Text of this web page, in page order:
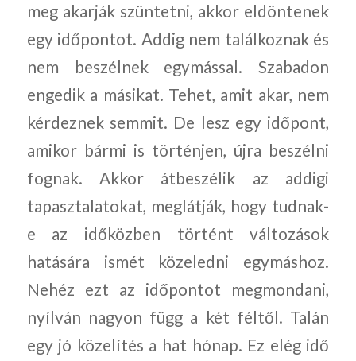
meg akarják szüntetni, akkor eldöntenek
egy időpontot. Addig nem találkoznak és
nem beszélnek egymással. Szabadon
engedik a másikat. Tehet, amit akar, nem
kérdeznek semmit. De lesz egy időpont,
amikor bármi is történjen, újra beszélni
fognak. Akkor átbeszélik az addigi
tapasztalatokat, meglátják, hogy tudnak-
e az időközben történt változások
hatására ismét közeledni egymáshoz.
Nehéz ezt az időpontot megmondani,
nyílván nagyon függ a két féltől. Talán
egy jó közelítés a hat hónap. Ez elég idő